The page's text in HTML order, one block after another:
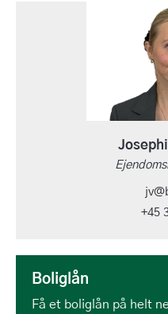
+45
Boliglån
Få et boliglån på helt